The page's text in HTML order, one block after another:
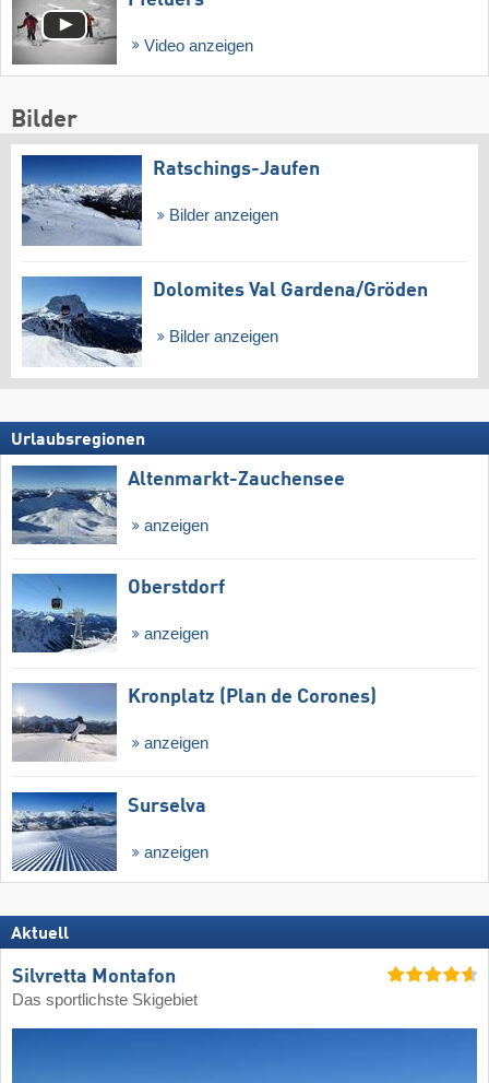
Video anzeigen
Bilder
Ratschings-Jaufen
Bilder anzeigen
Dolomites Val Gardena/​Gröden
Bilder anzeigen
Urlaubsregionen
Altenmarkt-Zauchensee
anzeigen
Oberstdorf
anzeigen
Kronplatz (Plan de Corones)
anzeigen
Surselva
anzeigen
Aktuell
Silvretta Montafon
Das sportlichste Skigebiet